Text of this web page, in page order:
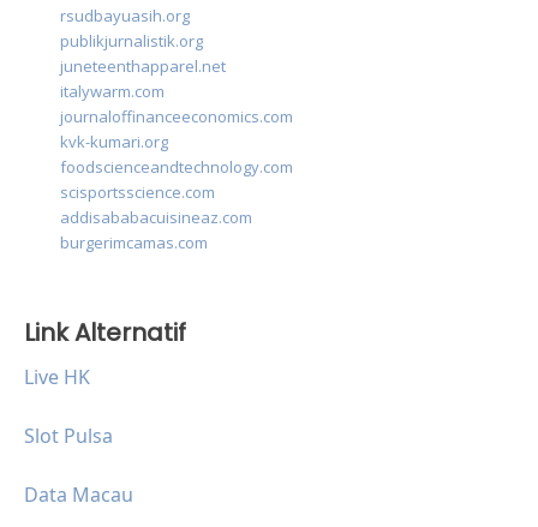
rsudbayuasih.org
publikjurnalistik.org
juneteenthapparel.net
italywarm.com
journaloffinanceeconomics.com
kvk-kumari.org
foodscienceandtechnology.com
scisportsscience.com
addisababacuisineaz.com
burgerimcamas.com
Link Alternatif
Live HK
Slot Pulsa
Data Macau